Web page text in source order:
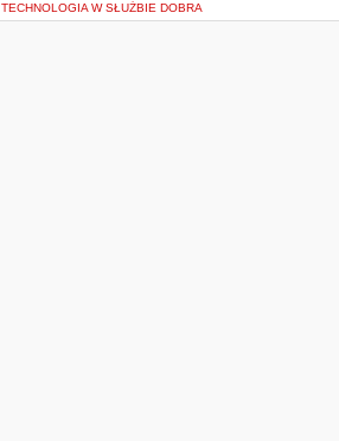
TECHNOLOGIA W SŁUŻBIE DOBRA